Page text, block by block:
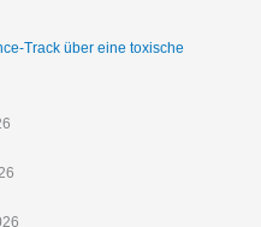
Track über eine toxische